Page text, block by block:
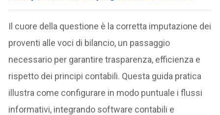
Il cuore della questione è la corretta imputazione dei
proventi alle voci di bilancio, un passaggio
necessario per garantire trasparenza, efficienza e
rispetto dei principi contabili. Questa guida pratica
illustra come configurare in modo puntuale i flussi
informativi, integrando software contabili e